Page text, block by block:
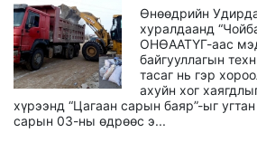
Өнөөдрийн
хуралдаанд
ОНӨААТҮГ-аас
байгууллагын
тасаг нь гэр
ахуйн хог
хүрээнд “Цагаан сарын баяр”-ыг
сарын 03-ны өдрөөс э...